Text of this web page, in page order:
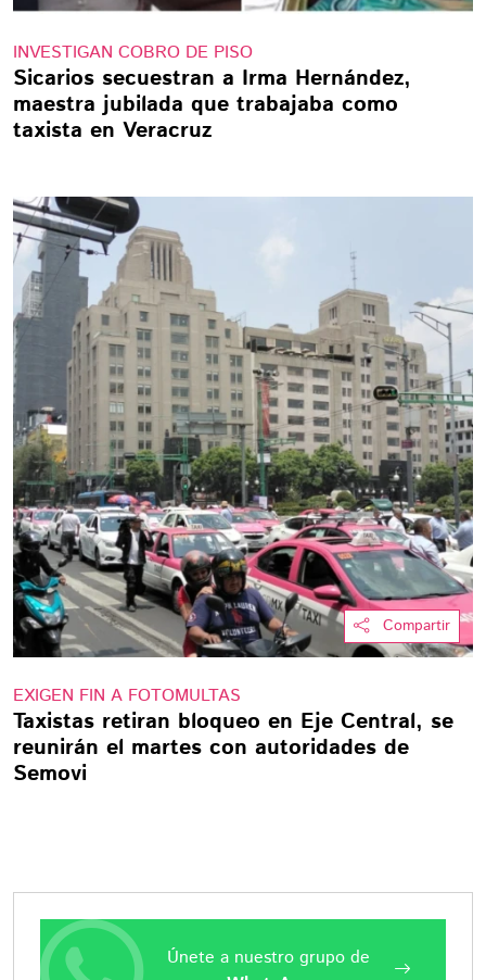
INVESTIGAN COBRO DE PISO
Sicarios secuestran a Irma Hernández,
maestra jubilada que trabajaba como
taxista en Veracruz
Compartir
EXIGEN FIN A FOTOMULTAS
Taxistas retiran bloqueo en Eje Central, se
reunirán el martes con autoridades de
Semovi
Únete a nuestro grupo de